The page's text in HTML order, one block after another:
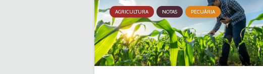
AGRICULTURA NOTAS PECUÁRIA